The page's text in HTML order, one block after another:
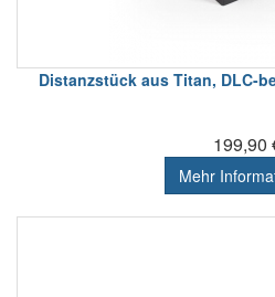
Distanzstück aus Titan, DLC-
199,90
Mehr